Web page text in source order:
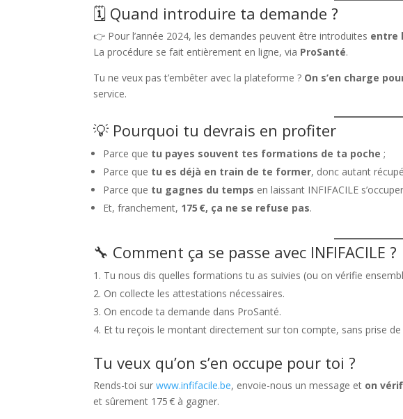
🗓️ Quand introduire ta demande ?
👉 Pour l’année 2024, les demandes peuvent être introduites entre
La procédure se fait entièrement en ligne, via ProSanté.
Tu ne veux pas t’embêter avec la plateforme ? On s’en charge
service.
💡 Pourquoi tu devrais en profiter
Parce que tu payes souvent tes formations de ta poche ;
Parce que tu es déjà en train de te former, donc autant
Parce que tu gagnes du temps en laissant INFIFACILE
Et, franchement, 175 €, ça ne se refuse pas.
🔧 Comment ça se passe avec INFIFACILE ?
Tu nous dis quelles formations tu as suivies (ou on vérifie
On collecte les attestations nécessaires.
On encode ta demande dans ProSanté.
Et tu reçois le montant directement sur ton compte, sans prise de
Tu veux qu’on s’en occupe pour toi ?
Rends-toi surwww.infifacile.be, envoie-nous un message et on
et sûrement 175 € à gagner.